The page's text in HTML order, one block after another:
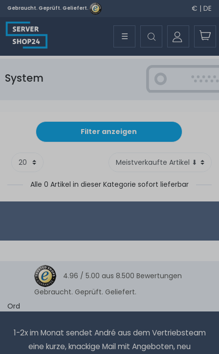
Gebraucht. Geprüft. Geliefert. € | DE
☰
System
Filter anzeigen
Alle 0 Artikel in dieser Kategorie sofort lieferbar
4.96 / 5.00 aus 8.500 Bewertungen
Gebraucht. Geprüft. Geliefert.
Ord
1-2x im Monat sendet André aus dem Vertriebsteam
eine kurze, knackige Mail mit Angeboten, neu